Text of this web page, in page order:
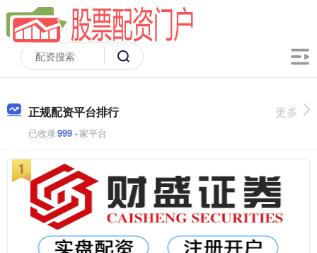
正规配资平台排行
已收录999+家平台
更多